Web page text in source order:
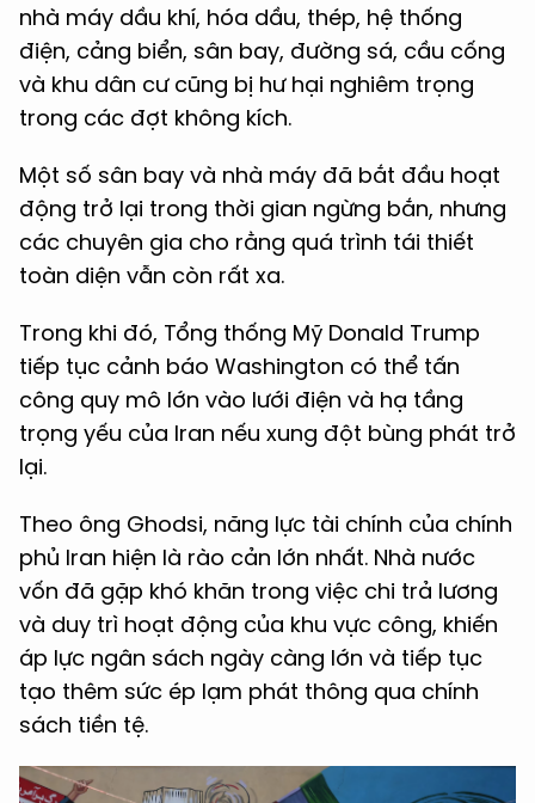
nhà máy dầu khí, hóa dầu, thép, hệ thống
điện, cảng biển, sân bay, đường sá, cầu cống
và khu dân cư cũng bị hư hại nghiêm trọng
trong các đợt không kích.
Một số sân bay và nhà máy đã bắt đầu hoạt
động trở lại trong thời gian ngừng bắn, nhưng
các chuyên gia cho rằng quá trình tái thiết
toàn diện vẫn còn rất xa.
Trong khi đó, Tổng thống Mỹ Donald Trump
tiếp tục cảnh báo Washington có thể tấn
công quy mô lớn vào lưới điện và hạ tầng
trọng yếu của Iran nếu xung đột bùng phát trở
lại.
Theo ông Ghodsi, năng lực tài chính của chính
phủ Iran hiện là rào cản lớn nhất. Nhà nước
vốn đã gặp khó khăn trong việc chi trả lương
và duy trì hoạt động của khu vực công, khiến
áp lực ngân sách ngày càng lớn và tiếp tục
tạo thêm sức ép lạm phát thông qua chính
sách tiền tệ.